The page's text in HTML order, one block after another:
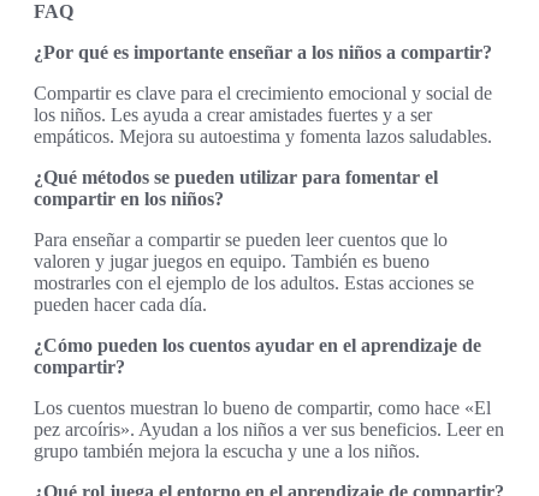
FAQ
¿Por qué es importante enseñar a los niños a compartir?
Compartir es clave para el crecimiento emocional y social de
los niños. Les ayuda a crear amistades fuertes y a ser
empáticos. Mejora su autoestima y fomenta lazos saludables.
¿Qué métodos se pueden utilizar para fomentar el
compartir en los niños?
Para enseñar a compartir se pueden leer cuentos que lo
valoren y jugar juegos en equipo. También es bueno
mostrarles con el ejemplo de los adultos. Estas acciones se
pueden hacer cada día.
¿Cómo pueden los cuentos ayudar en el aprendizaje de
compartir?
Los cuentos muestran lo bueno de compartir, como hace «El
pez arcoíris». Ayudan a los niños a ver sus beneficios. Leer en
grupo también mejora la escucha y une a los niños.